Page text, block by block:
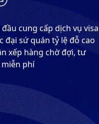
cung cấp dịch vụ visa
đại sứ quán tỷ lệ đỗ cao
xếp hàng chờ đợi, tư
phí